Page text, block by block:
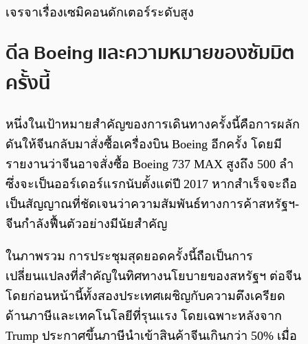
เจรจาเรื่องเซมิคอนดักเตอร์ระดับสูง
ดีล Boeing และความหมายของซัมมิต
ครั้งนี้
หนึ่งในเป้าหมายสำคัญของการเดินทางครั้งนี้คือการผลัก
ดันให้จีนกลับมาสั่งซื้อเครื่องบิน Boeing อีกครั้ง โดยมี
รายงานว่าจีนอาจสั่งซื้อ Boeing 737 MAX สูงถึง 500 ลำ
ซึ่งจะเป็นออร์เดอร์แรกนับตั้งแต่ปี 2017 หากสำเร็จจะถือ
เป็นสัญญาณที่ชัดเจนว่าความสัมพันธ์ทางการค้าสหรัฐฯ-
จีนกำลังฟื้นตัวอย่างมีนัยสำคัญ
ในภาพรวม การประชุมสุดยอดครั้งนี้ถือเป็นการ
เปลี่ยนแปลงที่สำคัญในทิศทางนโยบายของสหรัฐฯ ต่อจีน
โดยก่อนหน้านี้ทั้งสองประเทศเผชิญกับความตึงเครียด
ด้านภาษีและเทคโนโลยีที่รุนแรง โดยเฉพาะหลังจาก
Trump ประกาศขึ้นภาษีนำเข้าสินค้าจีนเกินกว่า 50% เมื่อ